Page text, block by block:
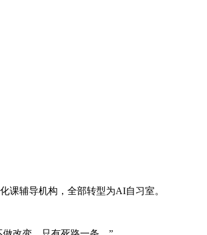
课辅导机构，全部转型为AI自习室。